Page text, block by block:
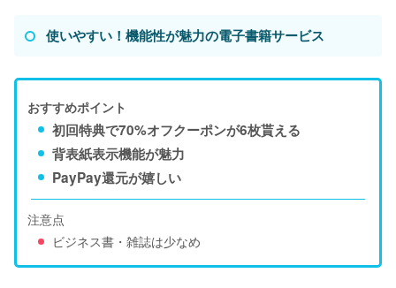
使いやすい！機能性が魅力の電子書籍サービス
おすすめポイント
初回特典で70%オフクーポンが6枚貰える
背表紙表示機能が魅力
PayPay還元が嬉しい
注意点
ビジネス書・雑誌は少なめ